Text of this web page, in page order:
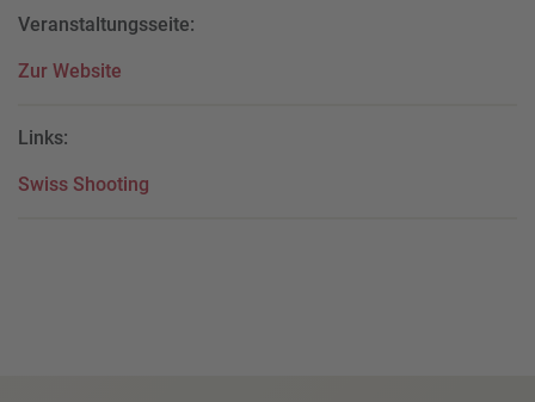
Veranstaltungsseite:
Zur Website
Links:
Swiss Shooting